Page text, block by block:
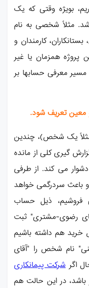
بویژه وقتی که یک
مثلاً شخصی به نام
کارمندان و
پروژه همزمان یا غیر
مسیر معرفی حسابها بر
معین تعریف شود.
یک شخص)، چندین
گیری کلی از مانده
می کند. از طرفی
سردرگمی خواهد
ذیل حساب
رضوی-مشتری" ثبت
هم داشته باشیم
نام شخص را "آقای
اگرشرکت پیمانکاری
در این حالت هم